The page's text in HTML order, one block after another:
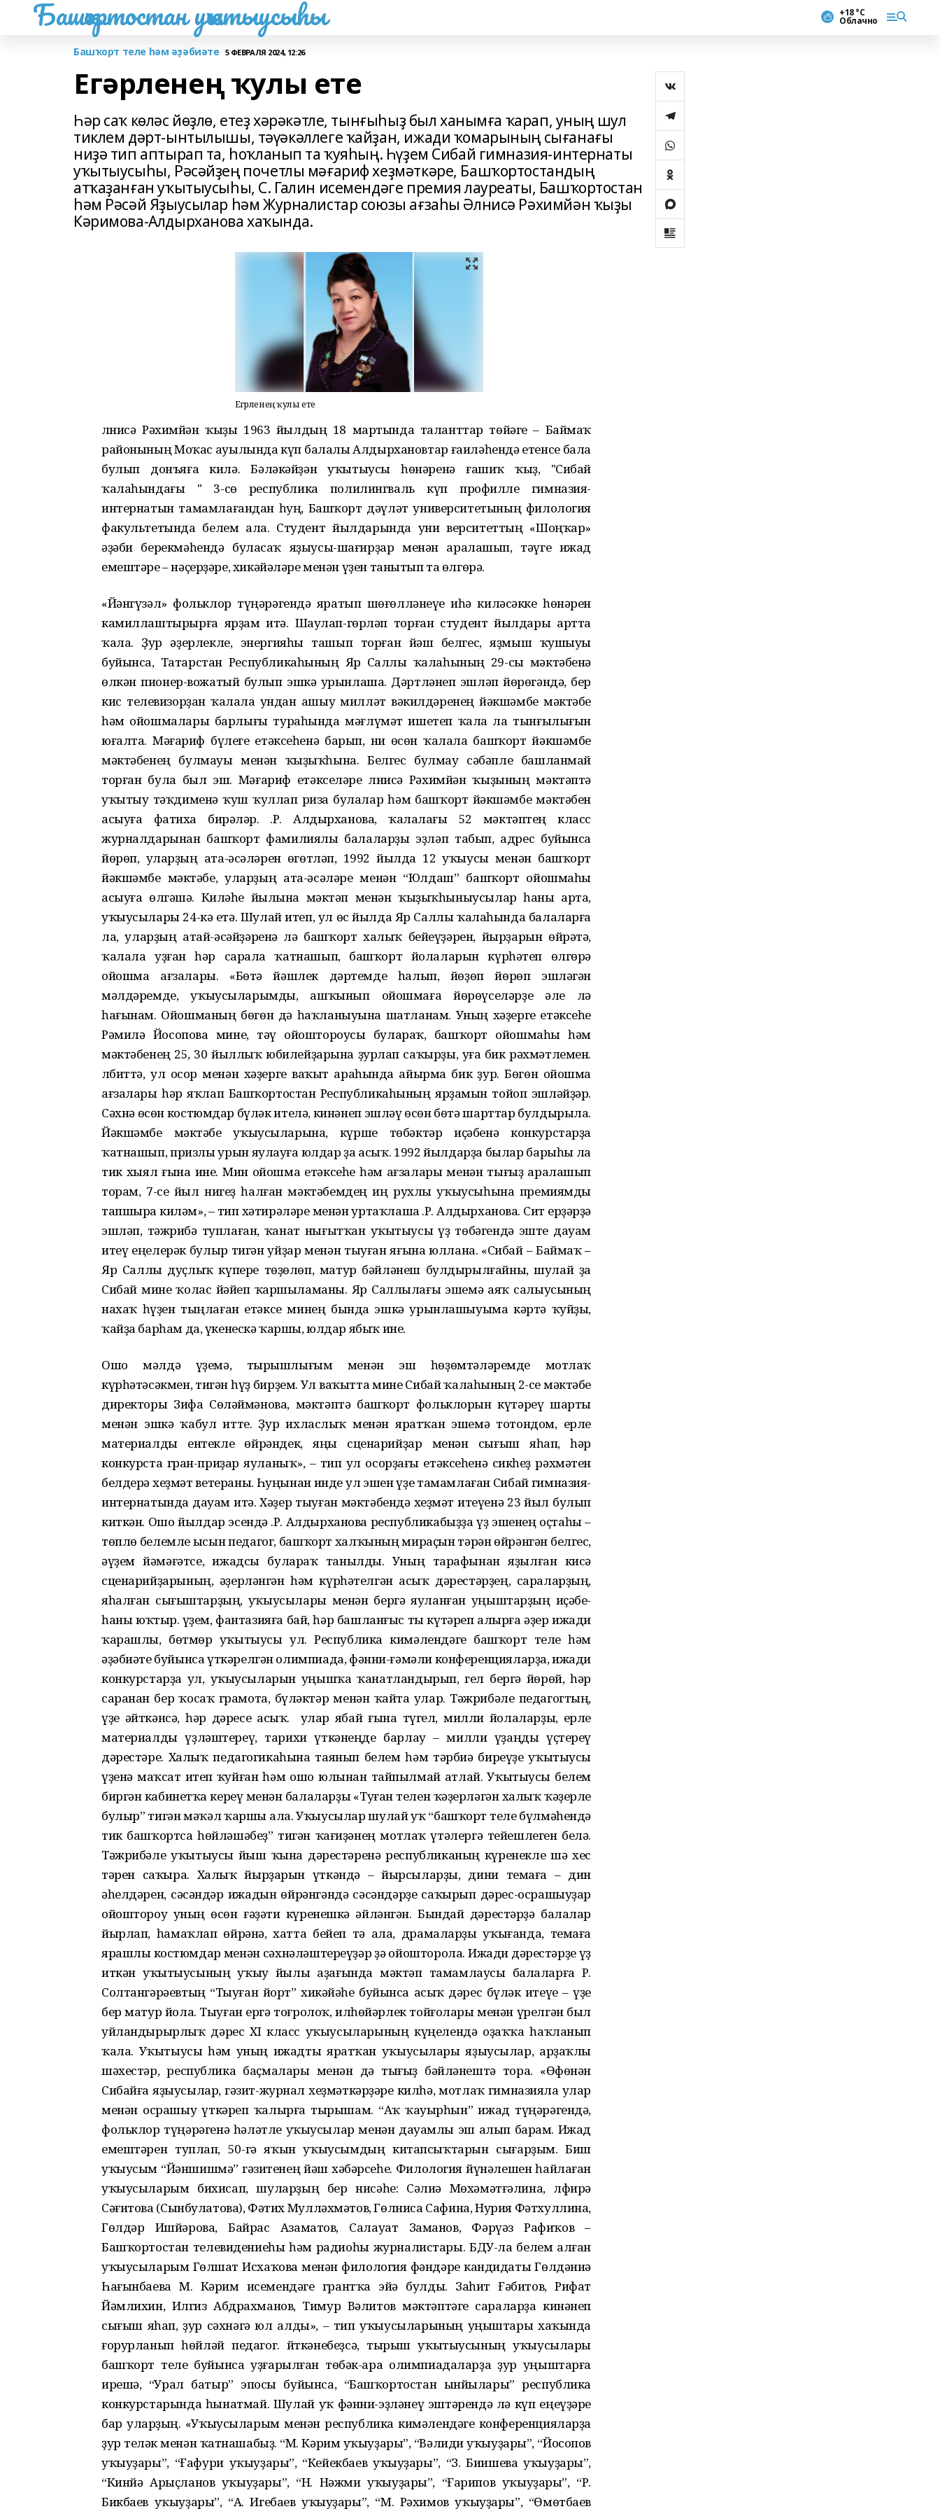
Башҡортостан уҡытыусыһы +18 °С
Облачно
Башҡорт теле һәм әҙәбиәте 5 ФЕВРАЛЯ 2024, 12:26
Егәрленең ҡулы ете
Һәр саҡ көләс йөҙлө, етеҙ хәрәкәтле, тынғыһыҙ был ханымға ҡарап, уның шул
тиклем дәрт-ынтылышы, тәүәкәллеге ҡайҙан, ижади ҡомарының сығанағы
ниҙә тип аптырап та, һоҡланып та ҡуяһың. Һүҙем Сибай гимназия-интернаты
уҡытыусыһы, Рәсәйҙең почетлы мәғариф хеҙмәткәре, Башҡортостандың
атҡаҙанған уҡытыусыһы, С. Галин исемендәге премия лауреаты, Башҡортостан
һәм Рәсәй Яҙыусылар һәм Журналистар союзы ағзаһы Әлнисә Рәхимйән ҡыҙы
Кәримова-Алдырханова хаҡында.
Егәрленең ҡулы ете
Әлнисә Рәхимйән ҡыҙы 1963 йылдың 18 мартында таланттар төйәге – Баймаҡ
районының Моҡас ауылында күп балалы Алдырхановтар ғаиләһендә етенсе бала
булып донъяға килә. Бәләкәйҙән уҡытыусы һөнәренә ғашиҡ ҡыҙ, "Сибай
ҡалаһындағы " 3-сө республика полилингваль күп профилле гимназия-
интернатын тамамлағандан һуң, Башҡорт дәүләт университетының филология
факультетында белем ала. Студент йылдарында уни верситеттың «Шоңҡар»
әҙәби берекмәһендә буласаҡ яҙыусы-шағирҙар менән аралашып, тәүге ижад
емештәре – нәҫерҙәре, хикәйәләре менән үҙен танытып та өлгөрә.
«Йәнгүзәл» фольклор түңәрәгендә яратып шөғөлләнеүе иһә киләсәкке һөнәрен
камиллаштырырға ярҙам итә. Шаулап-гөрләп торған студент йылдары артта
ҡала. Ҙур әҙерлекле, энергияһы ташып торған йәш белгес, яҙмыш ҡушыуы
буйынса, Татарстан Республикаһының Яр Саллы ҡалаһының 29-сы мәктәбенә
өлкән пионер-вожатый булып эшкә урынлаша. Дәртләнеп эшләп йөрөгәндә, бер
кис телевизорҙан ҡалала ундан ашыу милләт вәкилдәренең йәкшәмбе мәктәбе
һәм ойошмалары барлығы тураһында мәғлүмәт ишетеп ҡала ла тынғылығын
юғалта. Мәғариф бүлеге етәксеһенә барып, ни өсөн ҡалала башҡорт йәкшәмбе
мәктәбенең булмауы менән ҡыҙыҡһына. Белгес булмау сәбәпле башланмай
торған була был эш. Мәғариф етәкселәре Әлнисә Рәхимйән ҡыҙының мәктәптә
уҡытыу тәҡдименә ҡуш ҡуллап риза булалар һәм башҡорт йәкшәмбе мәктәбен
асыуға фатиха бирәләр. Ә.Р. Алдырханова, ҡалалағы 52 мәктәптең класс
журналдарынан башҡорт фамилиялы балаларҙы эҙләп табып, адрес буйынса
йөрөп, уларҙың ата-әсәләрен өгөтләп, 1992 йылда 12 уҡыусы менән башҡорт
йәкшәмбе мәктәбе, уларҙың ата-әсәләре менән “Юлдаш” башҡорт ойошмаһы
асыуға өлгәшә. Киләһе йылына мәктәп менән ҡыҙыҡһыныусылар һаны арта,
уҡыусылары 24-кә етә. Шулай итеп, ул өс йылда Яр Саллы ҡалаһында балаларға
ла, уларҙың атай-әсәйҙәренә лә башҡорт халыҡ бейеүҙәрен, йырҙарын өйрәтә,
ҡалала уҙған һәр сарала ҡатнашып, башҡорт йолаларын күрһәтеп өлгөрә
ойошма ағзалары. «Бөтә йәшлек дәртемде һалып, йөҙөп йөрөп эшләгән
мәлдәремде, уҡыусыларымды, ашҡынып ойошмаға йөрөүселәрҙе әле лә
һағынам. Ойошманың бөгөн дә һаҡланыуына шатланам. Уның хәҙерге етәксеһе
Рәмилә Йосопова мине, тәү ойоштороусы булараҡ, башҡорт ойошмаһы һәм
мәктәбенең 25, 30 йыллыҡ юбилейҙарына ҙурлап саҡырҙы, уға бик рәхмәтлемен.
Әлбиттә, ул осор менән хәҙерге ваҡыт араһында айырма бик ҙур. Бөгөн ойошма
ағзалары һәр яҡлап Башҡортостан Республикаһының ярҙамын тойоп эшләйҙәр.
Сәхнә өсөн костюмдар бүләк ителә, кинәнеп эшләү өсөн бөтә шарттар булдырыла.
Йәкшәмбе мәктәбе уҡыусыларына, күрше төбәктәр иҫәбенә конкурстарҙа
ҡатнашып, призлы урын яулауға юлдар ҙа асыҡ. 1992 йылдарҙа былар барыһы ла
тик хыял ғына ине. Мин ойошма етәксеһе һәм ағзалары менән тығыҙ аралашып
торам, 7-се йыл нигеҙ һалған мәктәбемдең иң рухлы уҡыусыһына премиямды
тапшыра киләм», – тип хәтирәләре менән уртаҡлаша Ә.Р. Алдырханова. Сит ерҙәрҙә
эшләп, тәжрибә туплаған, ҡанат нығытҡан уҡытыусы үҙ төбәгендә эште дауам
итеү еңелерәк булыр тигән уйҙар менән тыуған яғына юллана. «Сибай – Баймаҡ –
Яр Саллы дуҫлыҡ күпере төҙөлөп, матур бәйләнеш булдырылғайны, шулай ҙа
Сибай мине ҡолас йәйеп ҡаршыламаны. Яр Саллылағы эшемә аяҡ салыусының
нахаҡ һүҙен тыңлаған етәксе минең бында эшкә урынлашыуыма кәртә ҡуйҙы,
ҡайҙа барһам да, үкенескә ҡаршы, юлдар ябыҡ ине.
Ошо мәлдә үҙемә, тырышлығым менән эш һөҙөмтәләремде мотлаҡ
күрһәтәсәкмен, тигән һүҙ бирҙем. Ул ваҡытта мине Сибай ҡалаһының 2-се мәктәбе
директоры Зифа Сөләймәнова, мәктәптә башҡорт фольклорын күтәреү шарты
менән эшкә ҡабул итте. Ҙур ихласлыҡ менән яратҡан эшемә тотондом, ерле
материалды ентекле өйрәндек, яңы сценарийҙар менән сығыш яһап, һәр
конкурста гран-приҙар яуланыҡ», – тип ул осорҙағы етәксеһенә сикһеҙ рәхмәтен
белдерә хеҙмәт ветераны. Һуңынан инде ул эшен үҙе тамамлаған Сибай гимназия-
интернатында дауам итә. Хәҙер тыуған мәктәбендә хеҙмәт итеүенә 23 йыл булып
киткән. Ошо йылдар эсендә Ә.Р. Алдырханова республикабыҙҙа үҙ эшенең оҫтаһы –
төплө белемле ысын педагог, башҡорт халҡының мираҫын тәрән өйрәнгән белгес,
әүҙем йәмәғәтсе, ижадсы булараҡ танылды. Уның тарафынан яҙылған кисә
сценарийҙарының, әҙерләнгән һәм күрһәтелгән асыҡ дәрестәрҙең, сараларҙың,
яһалған сығыштарҙың, уҡыусылары менән бергә яуланған уңыштарҙың иҫәбе-
һаны юҡтыр. Әүҙем, фантазияға бай, һәр башланғыс ты күтәреп алырға әҙер ижади
ҡарашлы, бөтмөр уҡытыусы ул. Республика кимәлендәге башҡорт теле һәм
әҙәбиәте буйынса үткәрелгән олимпиада, фәнни-ғәмәли конференцияларҙа, ижади
конкурстарҙа ул, уҡыусыларын уңышҡа ҡанатландырып, гел бергә йөрөй, һәр
саранан бер ҡосаҡ грамота, бүләктәр менән ҡайта улар. Тәжрибәле педагогтың,
үҙе әйткәнсә, һәр дәресе асыҡ. Ә улар ябай ғына түгел, милли йолаларҙы, ерле
материалды үҙләштереү, тарихи үткәнеңде барлау – милли үҙаңды үҫтереү
дәрестәре. Халыҡ педагогикаһына таянып белем һәм тәрбиә биреүҙе уҡытыусы
үҙенә маҡсат итеп ҡуйған һәм ошо юлынан тайпылмай атлай. Уҡытыусы белем
биргән кабинетҡа кереү менән балаларҙы «Туған телен ҡәҙерләгән халыҡ ҡәҙерле
булыр” тигән мәҡәл ҡаршы ала. Уҡыусылар шулай уҡ “башҡорт теле бүлмәһендә
тик башҡортса һөйләшәбеҙ” тигән ҡағиҙәнең мотлаҡ үтәлергә тейешлеген белә.
Тәжрибәле уҡытыусы йыш ҡына дәрестәренә республиканың күренекле шә хес
тәрен саҡыра. Халыҡ йырҙарын үткәндә – йырсыларҙы, дини темаға – дин
әһелдәрен, сәсәндәр ижадын өйрәнгәндә сәсәндәрҙе саҡырып дәрес-осрашыуҙар
ойоштороу уның өсөн ғәҙәти күренешкә әйләнгән. Бындай дәрестәрҙә балалар
йырлап, һамаҡлап өйрәнә, хатта бейеп тә ала, драмаларҙы уҡығанда, темаға
ярашлы костюмдар менән сәхнәләштереүҙәр ҙә ойошторола. Ижади дәрестәрҙе үҙ
иткән уҡытыусының уҡыу йылы аҙағында мәктәп тамамлаусы балаларға Р.
Солтангәрәевтың “Тыуған йорт” хикәйәһе буйынса асыҡ дәрес бүләк итеүе – үҙе
бер матур йола. Тыуған ергә тоғролоҡ, илһөйәрлек тойғолары менән үрелгән был
уйландырырлыҡ дәрес XI класс уҡыусыларының күңелендә оҙаҡҡа һаҡланып
ҡала. Уҡытыусы һәм уның ижадты яратҡан уҡыусылары яҙыусылар, арҙаҡлы
шәхестәр, республика баҫмалары менән дә тығыҙ бәйләнештә тора. «Өфөнән
Сибайға яҙыусылар, гәзит-журнал хеҙмәткәрҙәре килһә, мотлаҡ гимназияла улар
менән осрашыу үткәреп ҡалырға тырышам. “Аҡ ҡауырһын” ижад түңәрәгендә,
фольклор түңәрәгенә һәләтле уҡыусылар менән дауамлы эш алып барам. Ижад
емештәрен туплап, 50-гә яҡын уҡыусымдың китапсыҡтарын сығарҙым. Биш
уҡыусым “Йәншишмә” гәзитенең йәш хәбәрсеһе. Филология йүнәлешен һайлаған
уҡыусыларым бихисап, шуларҙың бер нисәһе: Сәлиә Мөхәмәтғәлина, Әлфирә
Сәғитова (Сынбулатова), Фәтих Мулләхмәтов, Гөлниса Сафина, Нурия Фәтхуллина,
Гөлдәр Ишйәрова, Байрас Азаматов, Салауат Заманов, Фәрүәз Рафиҡов –
Башҡортостан телевидениеһы һәм радиоһы журналистары. БДУ-ла белем алған
уҡыусыларым Гөлшат Исхаҡова менән филология фәндәре кандидаты Гөлдәниә
Һағынбаева М. Кәрим исемендәге грантҡа эйә булды. Заһит Ғәбитов, Рифат
Йәмлихин, Илгиз Абдрахманов, Тимур Вәлитов мәктәптәге сараларҙа кинәнеп
сығыш яһап, ҙур сәхнәгә юл алды», – тип уҡыусыларының уңыштары хаҡында
ғорурланып һөйләй педагог. Әйткәнебеҙсә, тырыш уҡытыусының уҡыусылары
башҡорт теле буйынса уҙғарылған төбәк-ара олимпиадаларҙа ҙур уңыштарға
ирешә, “Урал батыр” эпосы буйынса, “Башҡортостан ынйылары” республика
конкурстарында һынатмай. Шулай уҡ фәнни-эҙләнеү эштәрендә лә күп еңеүҙәре
бар уларҙың. «Уҡыусыларым менән республика кимәлендәге конференцияларҙа
ҙур теләк менән ҡатнашабыҙ. “М. Кәрим уҡыуҙары”, “Вәлиди уҡыуҙары”, “Йосопов
уҡыуҙары”, “Ғафури уҡыуҙары”, “Кейекбаев уҡыуҙары”, “З. Биишева уҡыуҙары”,
“Кинйә Арыҫланов уҡыуҙары”, “Н. Нәжми уҡыуҙары”, “Ғарипов уҡыуҙары”, “Р.
Бикбаев уҡыуҙары”, “А. Игебаев уҡыуҙары”, “М. Рәхимов уҡыуҙары”, “Өмөтбаев